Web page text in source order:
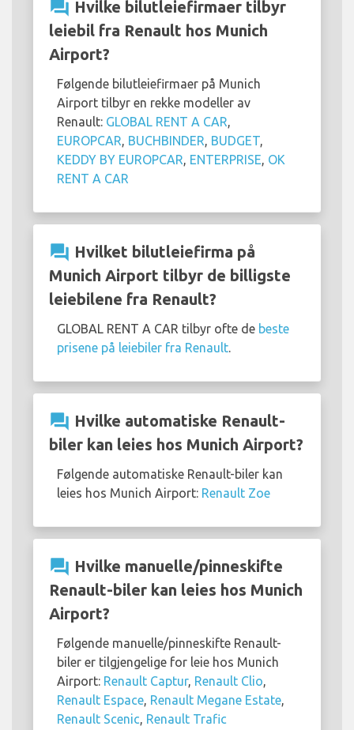
question_answer Hvilke bilutleiefirmaer tilbyr
leiebil fra Renault hos Munich
Airport?
Følgende bilutleiefirmaer på Munich
Airport tilbyr en rekke modeller av
Renault: GLOBAL RENT A CAR
EUROPCAR BUCHBINDER BUDGET
KEDDY BY EUROPCAR ENTERPRISE OK
RENT A CAR
question_answer Hvilket bilutleiefirma på
Munich Airport tilbyr de billigste
leiebilene fra Renault?
GLOBAL RENT A CAR tilbyr ofte de beste
prisene på leiebiler fra Renault
question_answer Hvilke automatiske Renault-
biler kan leies hos Munich Airport?
Følgende automatiske Renault-biler kan
leies hos Munich Airport: Renault Zoe
question_answer Hvilke manuelle/pinneskifte
Renault-biler kan leies hos Munich
Airport?
Følgende manuelle/pinneskifte Renault-
biler er tilgjengelige for leie hos Munich
Airport: Renault Captur, Renault Clio
Renault Espace Renault Megane Estate
Renault Scenic Renault Trafic